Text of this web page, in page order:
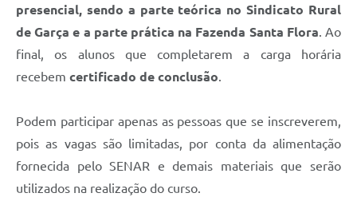
presencial, sendo a parte teórica no Sindicato Rural
de Garça e a parte prática na Fazenda Santa Flora. Ao
final, os alunos que completarem a carga horária
recebem certificado de conclusão.
Podem participar apenas as pessoas que se inscreverem,
pois as vagas são limitadas, por conta da alimentação
fornecida pelo SENAR e demais materiais que serão
utilizados na realização do curso.